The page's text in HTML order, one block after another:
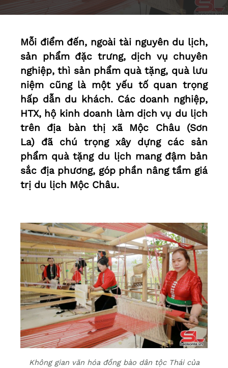
Mỗi điểm đến, ngoài tài nguyên du lịch,
sản phẩm đặc trưng, dịch vụ chuyên
nghiệp, thì sản phẩm quà tặng, quà lưu
niệm cũng là một yếu tố quan trọng
hấp dẫn du khách. Các doanh nghiệp,
HTX, hộ kinh doanh làm dịch vụ du lịch
trên địa bàn thị xã Mộc Châu (Sơn
La) đã chú trọng xây dựng các sản
phẩm quà tặng du lịch mang đậm bản
sắc địa phương, góp phần nâng tầm giá
trị du lịch Mộc Châu.
Không gian văn hóa đồng bào dân tộc Thái của